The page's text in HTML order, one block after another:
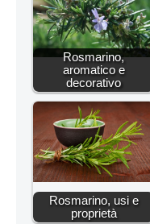
Rosmarino,
aromatico e
decorativo
Rosmarino, usi e
proprietà